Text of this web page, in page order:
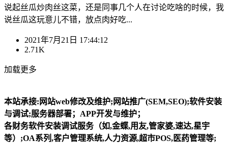
说起丝瓜炒肉丝这菜，还是同事几个人在讨论吃啥的时候，我
说丝瓜这玩意儿不错，放点肉好吃...
2021年7月21日 17:44:12
2.71K
加载更多
本站承接:网站web修改及维护;网站推广(SEM,SEO);软件安装
与调试;服务器部署；APP开发与维护；
各财务软件安装调试服务（如,金蝶,用友,管家婆,速达,星宇
等）;OA系列,客户管理系统,人力资源,超市POS,医药管理等;